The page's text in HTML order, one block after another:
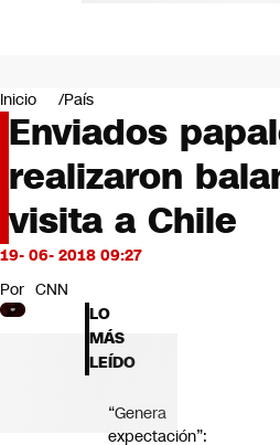
Negocios
Deportes
Programas completos
Cultura
Servicios
Bits
CNN tiempo
Futuro 360
Opinión
Inicio País
Enviados
realizaron
visita a Chile
19- 06- 2018 09:27
Por CNN
LO
MÁS
LEÍDO
“Genera
expectación”: